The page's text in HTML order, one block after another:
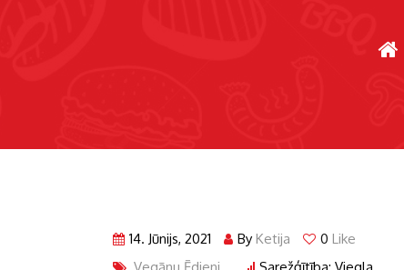
14. Jūnijs, 2021 By Ketija 0 Like